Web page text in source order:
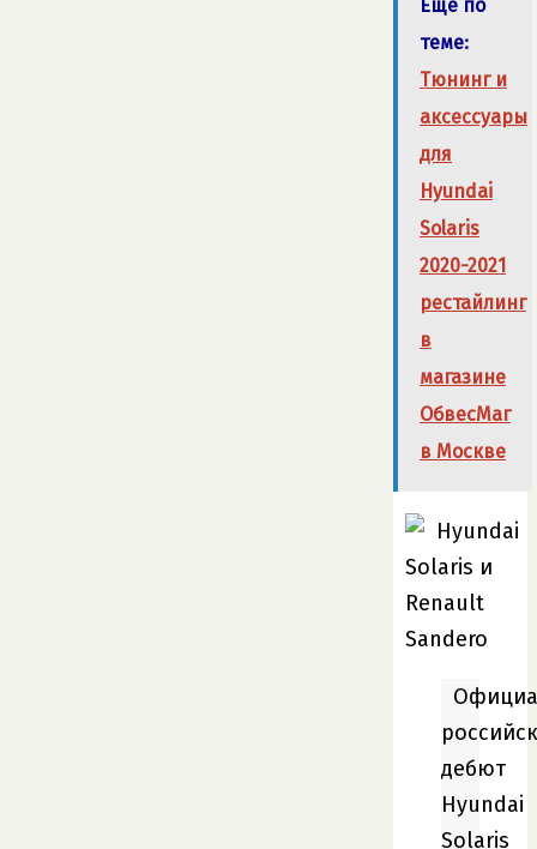
Ещё по
теме:
Тюнинг и
аксессуары
для
Hyundai
Solaris
2020-2021
рестайлинг
в
магазине
ОбвесМаг
в Москве
дебют
Hyundai
Solaris